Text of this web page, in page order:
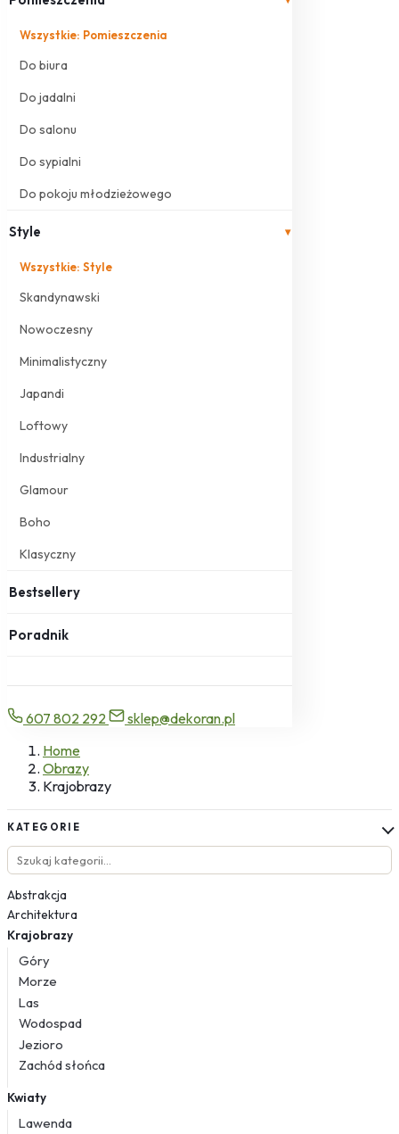
Wszystkie: Pomieszczenia
Do biura
Do jadalni
Do salonu
Do sypialni
Do pokoju młodzieżowego
Style ▾
Wszystkie: Style
Skandynawski
Nowoczesny
Minimalistyczny
Japandi
Loftowy
Industrialny
Glamour
Boho
Klasyczny
Bestsellery
Poradnik
607 802 292
sklep@dekoran.pl
Home
Obrazy
Krajobrazy
KATEGORIE
Abstrakcja
Architektura
Krajobrazy
Góry
Morze
Las
Wodospad
Jezioro
Zachód słońca
Kwiaty
Lawenda